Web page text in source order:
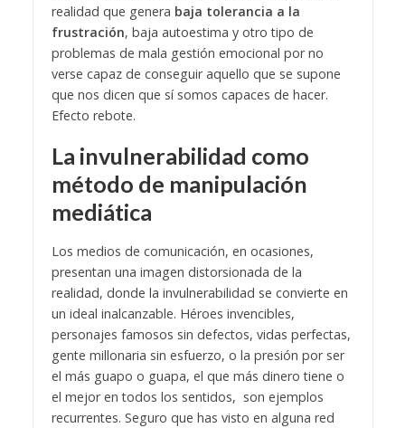
realidad que genera baja tolerancia a la
frustración, baja autoestima y otro tipo de
problemas de mala gestión emocional por no
verse capaz de conseguir aquello que se supone
que nos dicen que sí somos capaces de hacer.
Efecto rebote.
La invulnerabilidad como
método de manipulación
mediática
Los medios de comunicación, en ocasiones,
presentan una imagen distorsionada de la
realidad, donde la invulnerabilidad se convierte en
un ideal inalcanzable. Héroes invencibles,
personajes famosos sin defectos, vidas perfectas,
gente millonaria sin esfuerzo, o la presión por ser
el más guapo o guapa, el que más dinero tiene o
el mejor en todos los sentidos, son ejemplos
recurrentes. Seguro que has visto en alguna red